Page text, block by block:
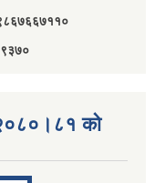
९८६७६६७११०
को